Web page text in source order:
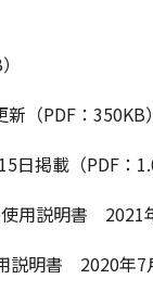
（PDF：350KB）
掲載（PDF：
用説明書 2021
説明書 2020年7